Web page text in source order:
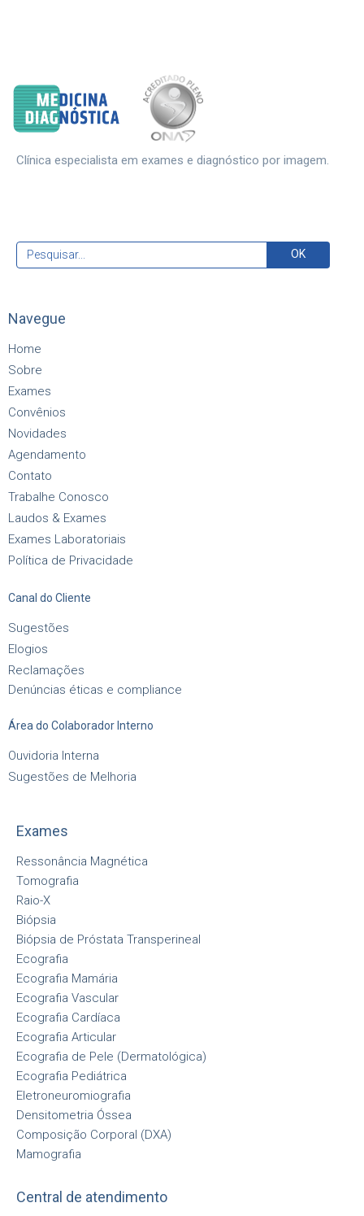
Clínica especialista em exames e diagnóstico por imagem.
Navegue
Home
Sobre
Exames
Convênios
Novidades
Agendamento
Contato
Trabalhe Conosco
Laudos & Exames
Exames Laboratoriais
Política de Privacidade
Canal do Cliente
Sugestões
Elogios
Reclamações
Denúncias éticas e compliance
Área do Colaborador Interno
Ouvidoria Interna
Sugestões de Melhoria
Exames
Ressonância Magnética
Tomografia
Raio-X
Biópsia
Biópsia de Próstata Transperineal
Ecografia
Ecografia Mamária
Ecografia Vascular
Ecografia Cardíaca
Ecografia Articular
Ecografia de Pele (Dermatológica)
Ecografia Pediátrica
Eletroneuromiografia
Densitometria Óssea
Composição Corporal (DXA)
Mamografia
Central de atendimento